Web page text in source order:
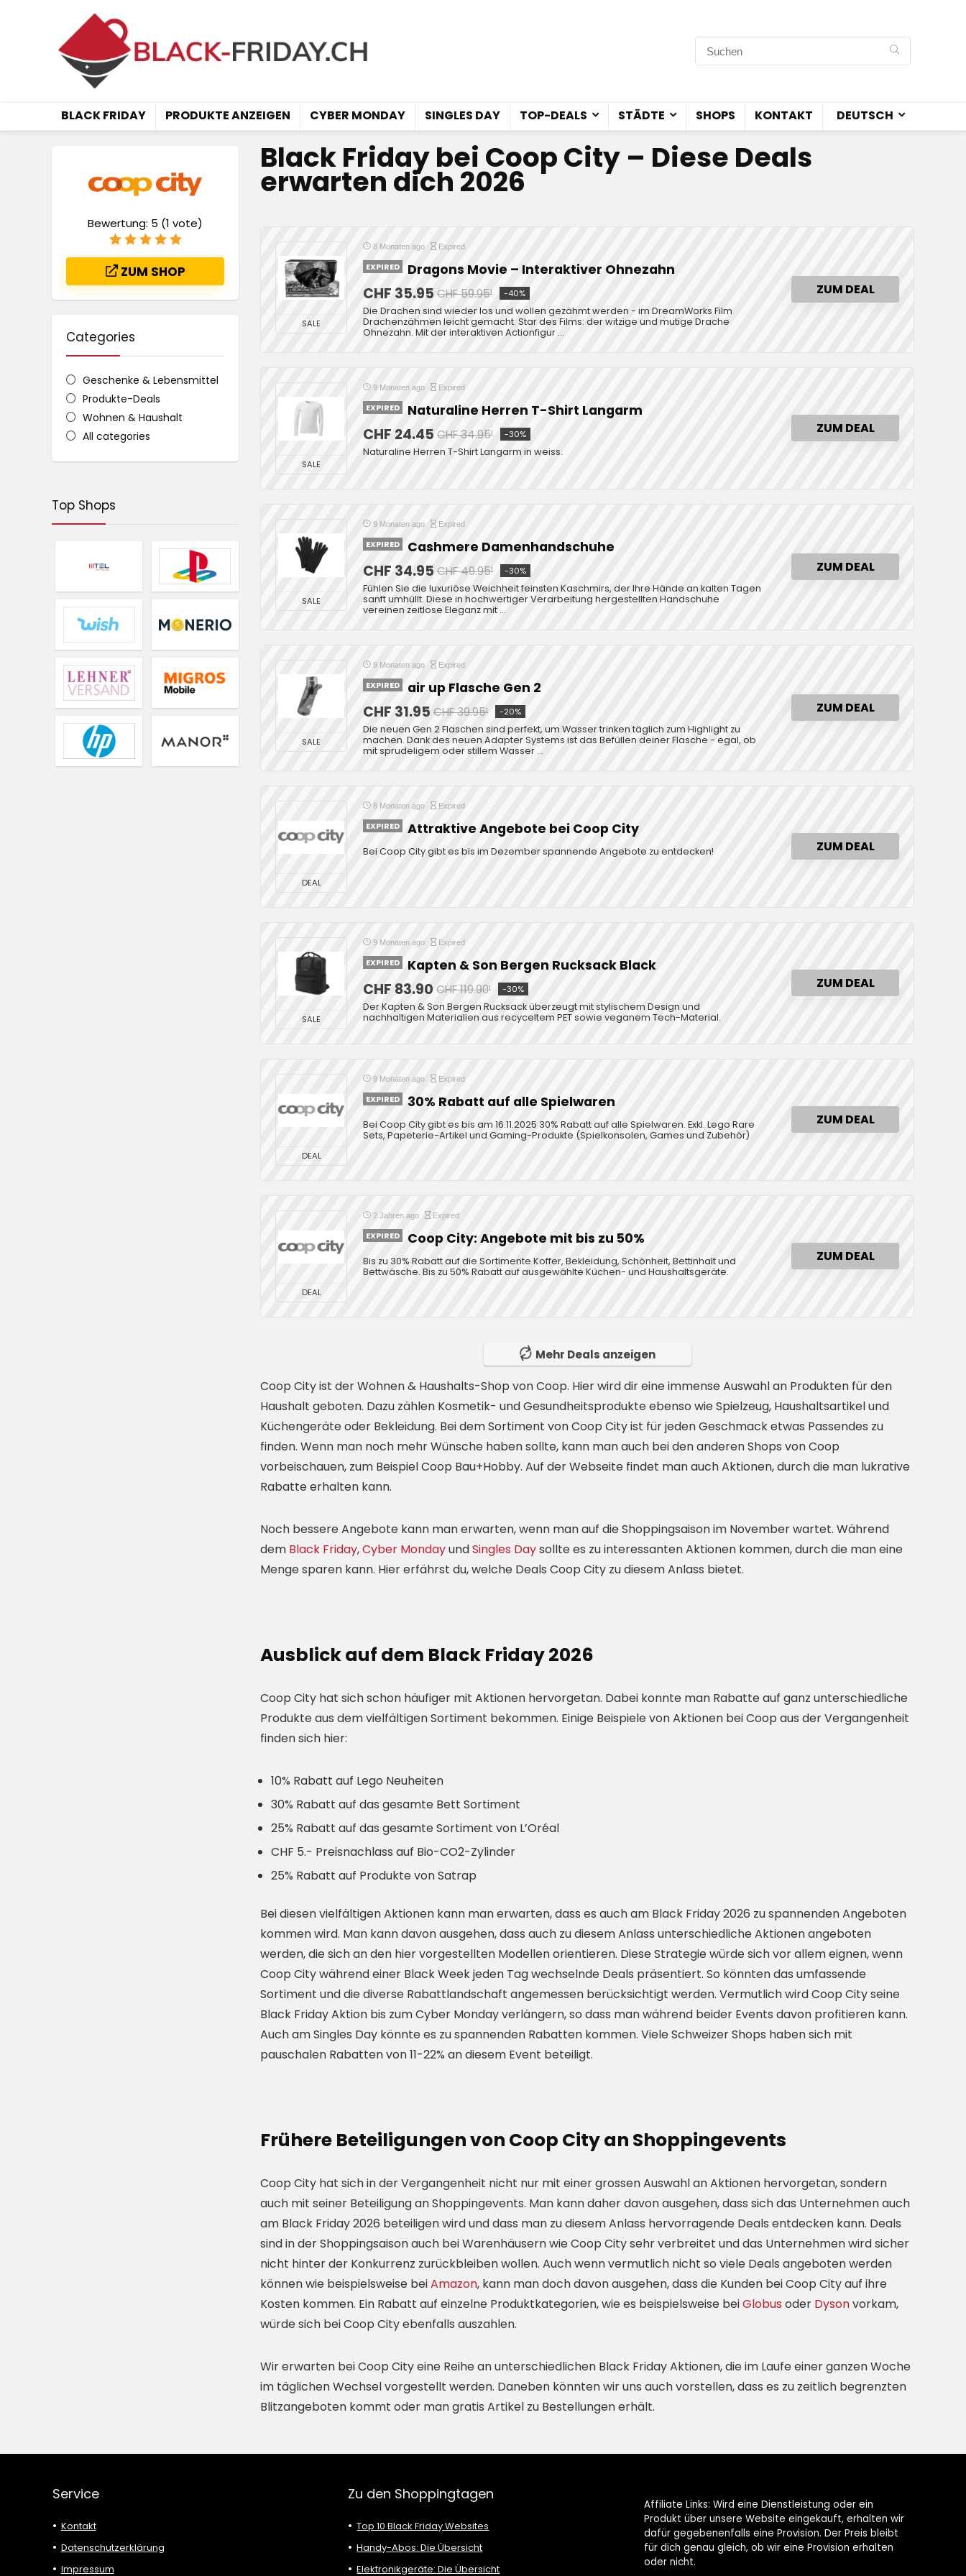
BLACK FRIDAY PRODUKTE ANZEIGEN CYBER MONDAY SINGLES DAY TOP-DEALS STÄDTE SHOPS KONTAKT DEUTSCH
Black Friday bei Coop City – Diese Deals
erwarten dich 2026
Bewertung: 5 (1 vote)
ZUM SHOP
Categories
Geschenke & Lebensmittel
Produkte-Deals
Wohnen & Haushalt
All categories
SALE
8 Monaten ago Expired
EXPIRED Dragons Movie – Interaktiver Ohnezahn
CHF 35.95 CHF 59.95¹ -40%
Die Drachen sind wieder los und wollen gezähmt werden - im DreamWorks Film
Drachenzähmen leicht gemacht. Star des Films: der witzige und mutige Drache
Ohnezahn. Mit der interaktiven Actionfigur ...
ZUM DEAL
SALE
9 Monaten ago Expired
EXPIRED Naturaline Herren T-Shirt Langarm
CHF 24.45 CHF 34.95¹ -30%
Naturaline Herren T-Shirt Langarm in weiss.
ZUM DEAL
SALE
9 Monaten ago Expired
EXPIRED Cashmere Damenhandschuhe
CHF 34.95 CHF 49.95¹ -30%
Fühlen Sie die luxuriöse Weichheit feinsten Kaschmirs, der Ihre Hände an kalten Tagen
sanft umhüllt. Diese in hochwertiger Verarbeitung hergestellten Handschuhe
vereinen zeitlose Eleganz mit ...
ZUM DEAL
SALE
9 Monaten ago Expired
EXPIRED air up Flasche Gen 2
CHF 31.95 CHF 39.95¹ -20%
Die neuen Gen 2 Flaschen sind perfekt, um Wasser trinken täglich zum Highlight zu
machen. Dank des neuen Adapter Systems ist das Befüllen deiner Flasche - egal, ob
mit sprudeligem oder stillem Wasser ...
ZUM DEAL
DEAL
8 Monaten ago Expired
EXPIRED Attraktive Angebote bei Coop City
Bei Coop City gibt es bis im Dezember spannende Angebote zu entdecken! ZUM DEAL
SALE
9 Monaten ago Expired
EXPIRED Kapten & Son Bergen Rucksack Black
CHF 83.90 CHF 119.90¹ -30%
Der Kapten & Son Bergen Rucksack überzeugt mit stylischem Design und
nachhaltigen Materialien aus recyceltem PET sowie veganem Tech-Material.
ZUM DEAL
DEAL
9 Monaten ago Expired
EXPIRED 30% Rabatt auf alle Spielwaren
Bei Coop City gibt es bis am 16.11.2025 30% Rabatt auf alle Spielwaren. Exkl. Lego Rare
Sets, Papeterie-Artikel und Gaming-Produkte (Spielkonsolen, Games und Zubehör)
ZUM DEAL
DEAL
2 Jahren ago Expired
EXPIRED Coop City: Angebote mit bis zu 50%
Bis zu 30% Rabatt auf die Sortimente Koffer, Bekleidung, Schönheit, Bettinhalt und
Bettwäsche. Bis zu 50% Rabatt auf ausgewählte Küchen- und Haushaltsgeräte.
ZUM DEAL
Mehr Deals anzeigen
Coop City ist der Wohnen & Haushalts-Shop von Coop. Hier wird dir eine immense Auswahl an Produkten für den
Haushalt geboten. Dazu zählen Kosmetik- und Gesundheitsprodukte ebenso wie Spielzeug, Haushaltsartikel und
Küchengeräte oder Bekleidung. Bei dem Sortiment von Coop City ist für jeden Geschmack etwas Passendes zu
finden. Wenn man noch mehr Wünsche haben sollte, kann man auch bei den anderen Shops von Coop
vorbeischauen, zum Beispiel Coop Bau+Hobby. Auf der Webseite findet man auch Aktionen, durch die man lukrative
Rabatte erhalten kann.
Noch bessere Angebote kann man erwarten, wenn man auf die Shoppingsaison im November wartet. Während
dem Black Friday,Cyber MondayundSingles Daysollte es zu interessanten Aktionen kommen, durch die man eine
Menge sparen kann. Hier erfährst du, welche Deals Coop City zu diesem Anlass bietet.
Ausblick auf dem Black Friday 2026
Coop City hat sich schon häufiger mit Aktionen hervorgetan. Dabei konnte man Rabatte auf ganz unterschiedliche
Produkte aus dem vielfältigen Sortiment bekommen. Einige Beispiele von Aktionen bei Coop aus der Vergangenheit
finden sich hier:
10% Rabatt auf Lego Neuheiten
30% Rabatt auf das gesamte Bett Sortiment
25% Rabatt auf das gesamte Sortiment von L’Oréal
CHF 5.- Preisnachlass auf Bio-CO2-Zylinder
25% Rabatt auf Produkte von Satrap
Bei diesen vielfältigen Aktionen kann man erwarten, dass es auch am Black Friday 2026 zu spannenden Angeboten
kommen wird. Man kann davon ausgehen, dass auch zu diesem Anlass unterschiedliche Aktionen angeboten
werden, die sich an den hier vorgestellten Modellen orientieren. Diese Strategie würde sich vor allem eignen, wenn
Coop City während einer Black Week jeden Tag wechselnde Deals präsentiert. So könnten das umfassende
Sortiment und die diverse Rabattlandschaft angemessen berücksichtigt werden. Vermutlich wird Coop City seine
Black Friday Aktion bis zum Cyber Monday verlängern, so dass man während beider Events davon profitieren kann.
Auch am Singles Day könnte es zu spannenden Rabatten kommen. Viele Schweizer Shops haben sich mit
pauschalen Rabatten von 11-22% an diesem Event beteiligt.
Frühere Beteiligungen von Coop City an Shoppingevents
Coop City hat sich in der Vergangenheit nicht nur mit einer grossen Auswahl an Aktionen hervorgetan, sondern
auch mit seiner Beteiligung an Shoppingevents. Man kann daher davon ausgehen, dass sich das Unternehmen auch
am Black Friday 2026 beteiligen wird und dass man zu diesem Anlass hervorragende Deals entdecken kann. Deals
sind in der Shoppingsaison auch bei Warenhäusern wie Coop City sehr verbreitet und das Unternehmen wird sicher
nicht hinter der Konkurrenz zurückbleiben wollen. Auch wenn vermutlich nicht so viele Deals angeboten werden
können wie beispielsweise beiAmazon, kann man doch davon ausgehen, dass die Kunden bei Coop City auf ihre
Kosten kommen. Ein Rabatt auf einzelne Produktkategorien, wie es beispielsweise beiGlobus oder Dysonvorkam,
würde sich bei Coop City ebenfalls auszahlen.
Wir erwarten bei Coop City eine Reihe an unterschiedlichen Black Friday Aktionen, die im Laufe einer ganzen Woche
im täglichen Wechsel vorgestellt werden. Daneben könnten wir uns auch vorstellen, dass es zu zeitlich begrenzten
Blitzangeboten kommt oder man gratis Artikel zu Bestellungen erhält.
Top Shops
Service
Kontakt
Datenschutzerklärung
Impressum
Zu den Shoppingtagen
Top 10 Black Friday Websites
Handy-Abos: Die Übersicht
Elektronikgeräte: Die Übersicht
Affiliate Links: Wird eine Dienstleistung oder ein
Produkt über unsere Website eingekauft, erhalten wir
dafür gegebenenfalls eine Provision. Der Preis bleibt
für dich genau gleich, ob wir eine Provision erhalten
oder nicht.
Anmelden
Alle Deals & Alle Angebote